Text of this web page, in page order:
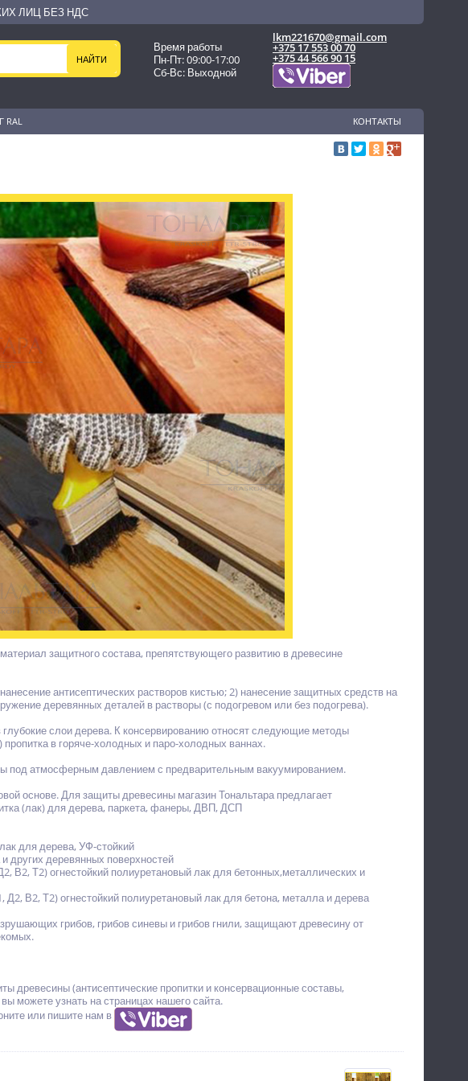
ЛИЦ БЕЗ НДС
Время работы
Пн-Пт: 09:00-17:00
Сб-Вс: Выходной
lkm221670@gmail.com
+375 17 553 00 70
+375 44 566 90 15
RAL КОНТАКТЫ
защитного состава, препятствующего развитию в древесине
антисептических растворов кистью; 2) нанесение защитных средств на
деревянных деталей в растворы (с подогревом или без подогрева).
слои дерева. К консервированию относят следующие методы
в горяче-холодных и паро-холодных ваннах.
под атмосферным давлением с предварительным вакуумированием.
основе. Для защиты древесины магазин Тональтара предлагает
(лак) для дерева, паркета, фанеры, ДВП, ДСП
для дерева, УФ-стойкий
других деревянных поверхностей
Т2) огнестойкий полиуретановый лак для бетонных,металлических и
В2, Т2) огнестойкий полиуретановый лак для бетона, металла и дерева
грибов, грибов синевы и грибов гнили, защищают древесину от
(антисептические пропитки и консервационные составы,
можете узнать на страницах нашего сайта.
или пишите нам в